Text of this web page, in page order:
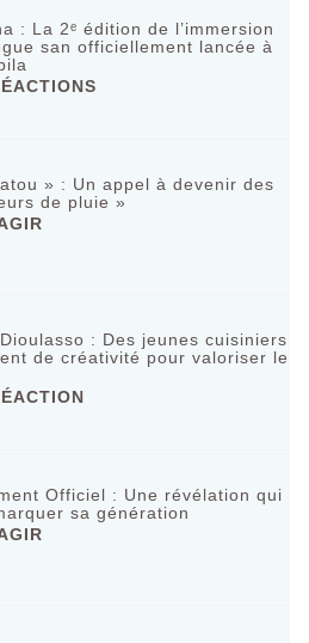
: La 2ᵉ édition de l’immersion
san officiellement lancée à
» : Un appel à devenir des
de pluie »
: Des jeunes cuisiniers
de créativité pour valoriser le
Officiel : Une révélation qui
sa génération